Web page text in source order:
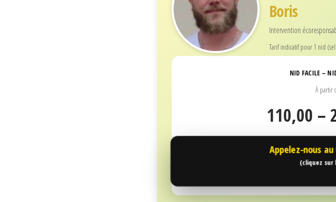
Boris
Intervention
Tarif indicatif pour 1 nid
NID FACILE –
À partir
110,00 –
Appelez-nous au
(cliquez sur